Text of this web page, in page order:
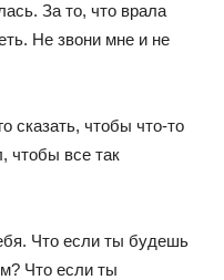
За то, что врала
Не звони мне и не
сказать, чтобы что-то
чтобы все так
Что если ты будешь
Что если ты